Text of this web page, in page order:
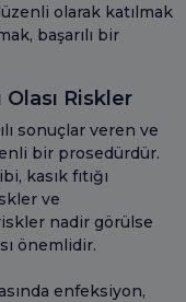
olarak katılmak
başarılı bir
Olası Riskler
sonuçlar veren ve
bir prosedürdür.
kasık fıtığı
ve
nadir görülse
önemlidir.
enfeksiyon,